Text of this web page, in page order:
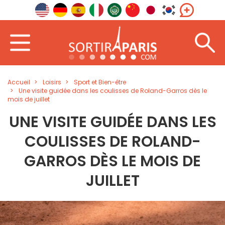
Accueil Loisirs
Sport et Bien-être
Une visite guidée dans les coulisses de Roland-Garros dès le
mois de juillet
UNE VISITE GUIDÉE DANS LES
COULISSES DE ROLAND-
GARROS DÈS LE MOIS DE
JUILLET